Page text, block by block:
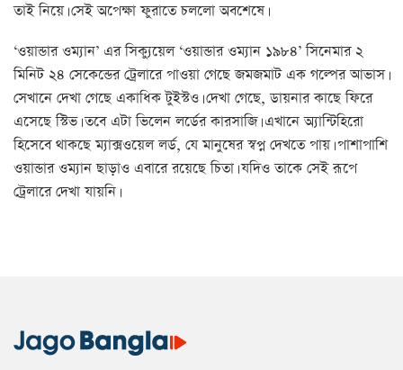
তাই নিয়ে। সেই অপেক্ষা ফুরাতে চললো অবশেষে।
‘ওয়ান্ডার ওম্যান’ এর সিক্যুয়েল ‘ওয়ান্ডার ওম্যান ১৯৮৪’ সিনেমার ২
মিনিট ২৪ সেকেন্ডের ট্রেলারে পাওয়া গেছে জমজমাট এক গল্পের আভাস।
সেখানে দেখা গেছে একাধিক টুইস্টও। দেখা গেছে, ডায়নার কাছে ফিরে
এসেছে স্টিভ। তবে এটা ভিলেন লর্ডের কারসাজি। এখানে অ্যান্টিহিরো
হিসেবে থাকছে ম্যাক্সওয়েল লর্ড, যে মানুষের স্বপ্ন দেখতে পায়। পাশাপাশি
ওয়ান্ডার ওম্যান ছাড়াও এবারে রয়েছে চিতা। যদিও তাকে সেই রূপে
ট্রেলারে দেখা যায়নি।